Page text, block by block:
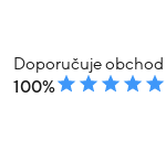
Doporučuje obchod
100%